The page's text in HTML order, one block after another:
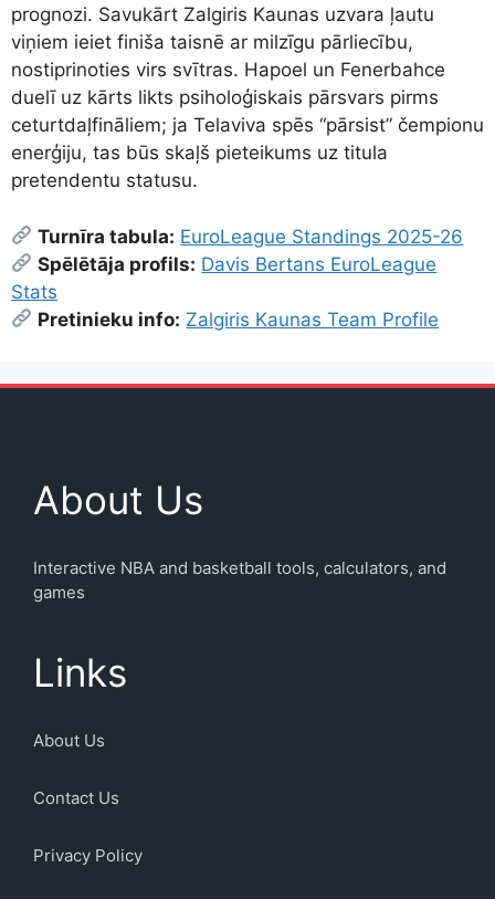
prognozi. Savukārt Zalgiris Kaunas uzvara ļautu
viņiem ieiet finiša taisnē ar milzīgu pārliecību,
nostiprinoties virs svītras. Hapoel un Fenerbahce
duelī uz kārts likts psiholoģiskais pārsvars pirms
ceturtdaļfināliem; ja Telaviva spēs “pārsist” čempionu
enerģiju, tas būs skaļš pieteikums uz titula
pretendentu statusu.
Turnīra tabula: EuroLeague Standings 2025-26
Spēlētāja profils: Davis Bertans EuroLeague
Stats
Pretinieku info: Zalgiris Kaunas Team Profile
About Us
Interactive NBA and basketball tools, calculators, and
games
Links
About Us
Contact Us
Privacy Policy